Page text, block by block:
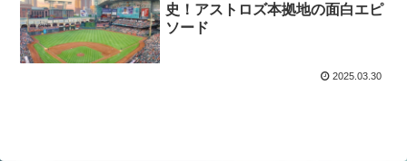
史！アストロズ本拠地の面白エピ
ソード
2025.03.30